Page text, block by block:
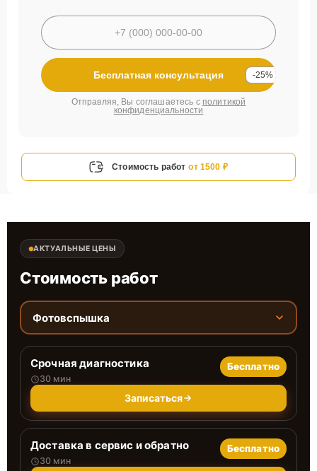
Бесплатная консультация -25%
Отправляя, Вы соглашаетесь с политикой
конфиденциальности
Стоимость работ от 1500 ₽
АКТУАЛЬНЫЕ ЦЕНЫ
Стоимость работ
Фотовспышка
Срочная диагностика
30 мин
Бесплатно
Записаться
Доставка в сервис и обратно
30 мин
Бесплатно